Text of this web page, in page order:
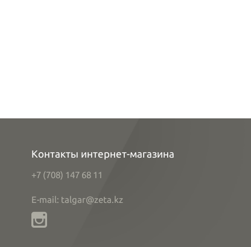
Контакты интернет-магазина
+7 (708) 147 68 11
E-mail: talgar@zeta.kz